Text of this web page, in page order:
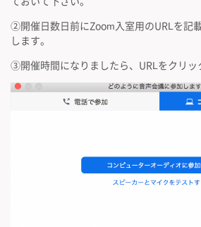
②開催日数日前にZoom入室用のURLを記
します。
③開催時間になりましたら、URLをクリ